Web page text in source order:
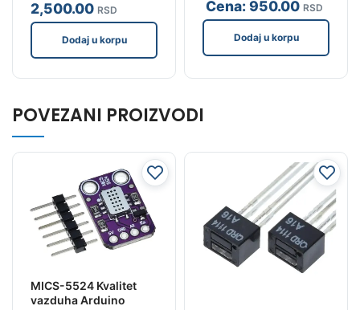
2,500.00 RSD
Dodaj u korpu
Cena:950.00 RSD
Dodaj u korpu
POVEZANI PROIZVODI
MICS-5524 Kvalitet
vazduha Arduino